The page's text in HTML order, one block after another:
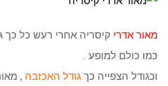
מאור אדרי קיסריה אחרי רעש כל כך
כמו כולם למופע .
וכגודל הצפייה כך גודל האכזבה ,